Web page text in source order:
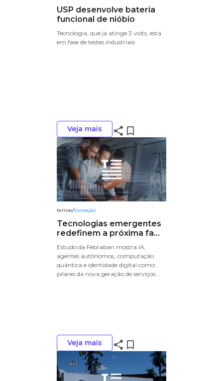
USP desenvolve bateria
funcional de nióbio
Tecnologia, que já atinge 3 volts, está
em fase de testes industriais
Veja mais share bookmark_border
temas/Inovação
Tecnologias emergentes
redefinem a próxima fa...
Estudo da Febraban mostra IA,
agentes autônomos, computação
quântica e identidade digital como
pilares da nova geração de serviços...
Veja mais share bookmark_border